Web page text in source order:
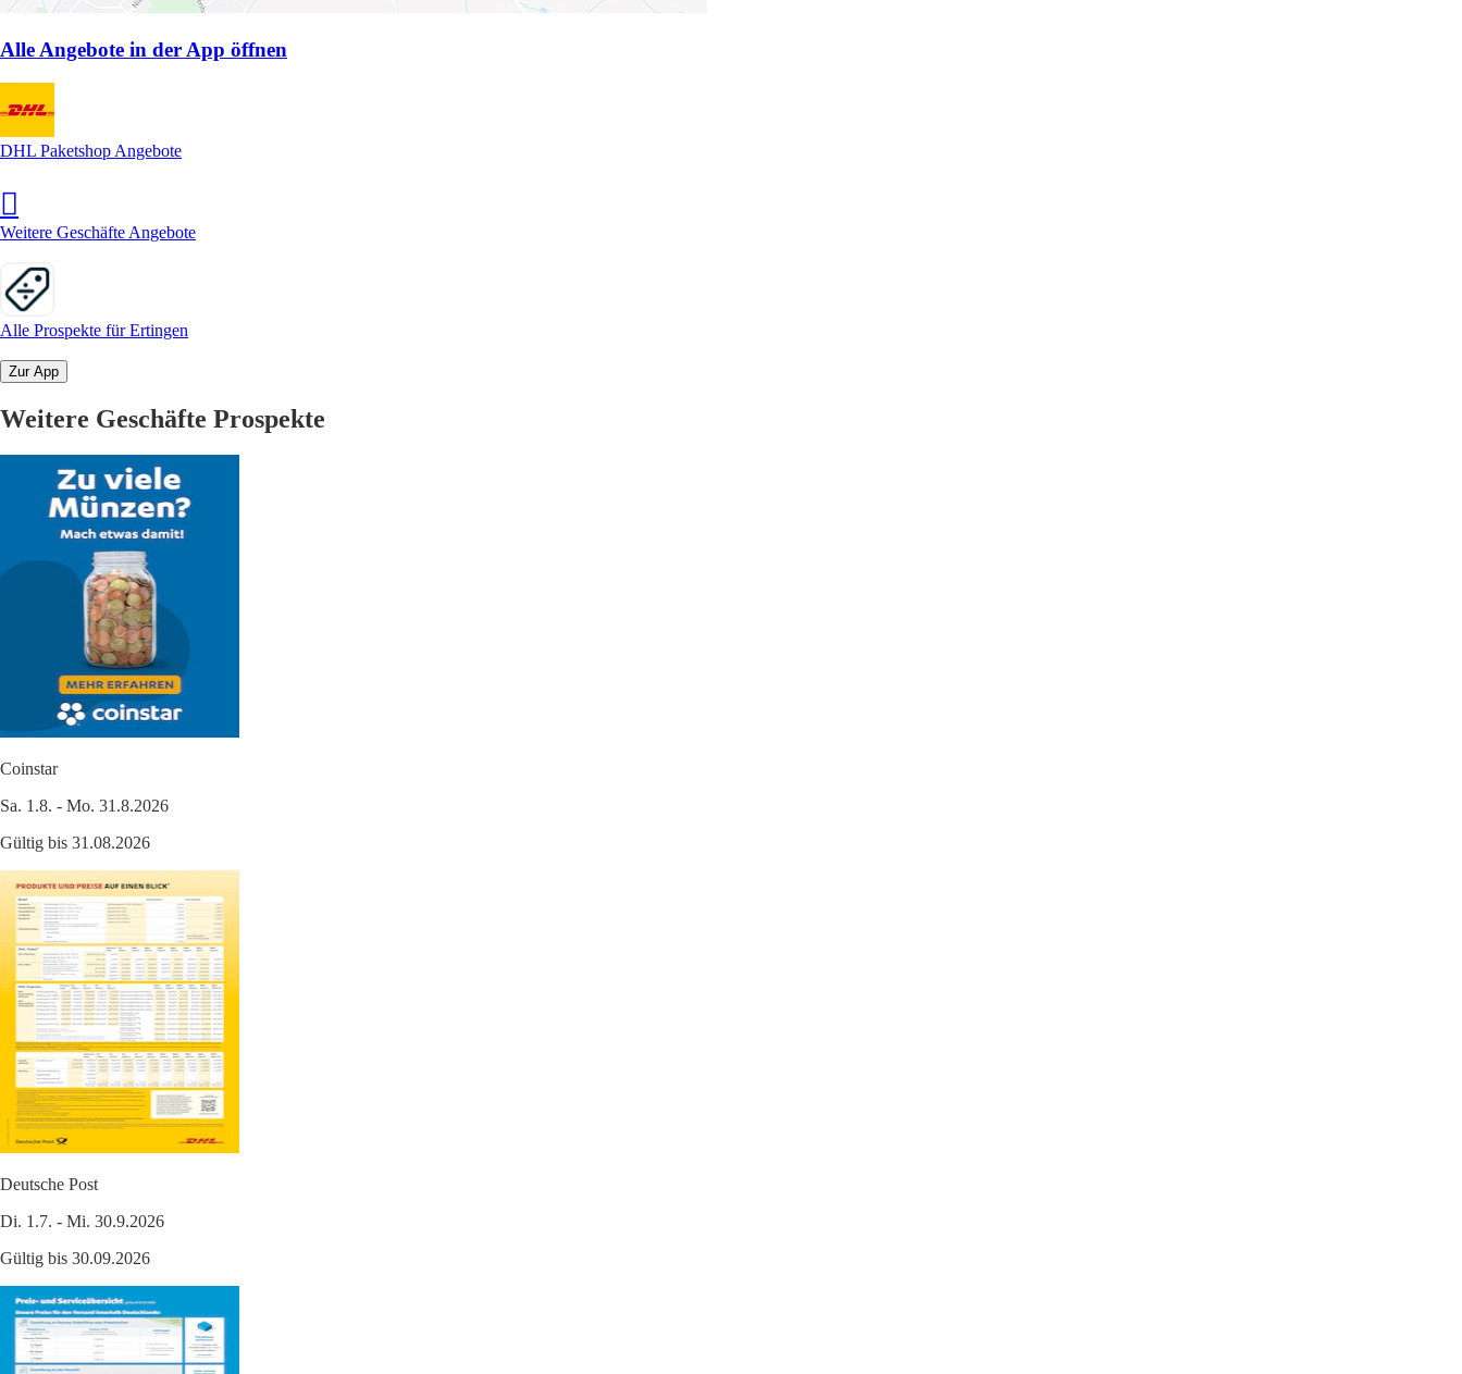
Alle Angebote in der App öffnen
DHL Paketshop Angebote
Weitere Geschäfte Angebote
Alle Prospekte für Ertingen
Zur App
Weitere Geschäfte Prospekte
Coinstar
Sa. 1.8. - Mo. 31.8.2026
Gültig bis 31.08.2026
Deutsche Post
Di. 1.7. - Mi. 30.9.2026
Gültig bis 30.09.2026